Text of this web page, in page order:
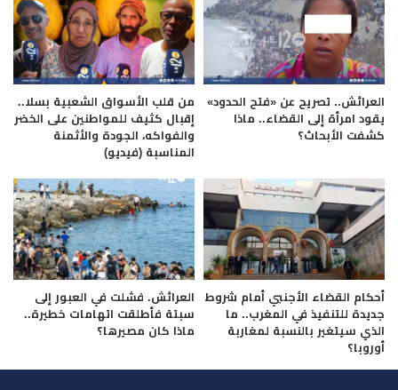
العرائش.. تصريح عن «فتح الحدود»
يقود امرأة إلى القضاء.. ماذا
كشفت الأبحاث؟
من قلب الأسواق الشعبية بسلا..
إقبال كثيف للمواطنين على الخضر
والفواكه، الجودة والأثمنة
المناسبة (فيديو)
أحكام القضاء الأجنبي أمام شروط
جديدة للتنفيذ في المغرب.. ما
الذي سيتغير بالنسبة لمغاربة
أوروبا؟
العرائش. فشلت في العبور إلى
سبتة فأطلقت اتهامات خطيرة..
ماذا كان مصيرها؟